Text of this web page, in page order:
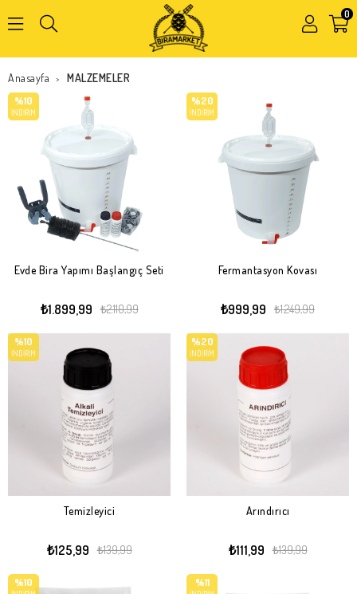
0
Anasayfa > MALZEMELER
Evde Bira Yapımı Başlangıç Seti
₺1.899,99 ₺2.110,99
%10
İNDIRIM
Fermantasyon Kovası
₺999,99 ₺1.249,99
%20
İNDIRIM
Temizleyici
₺125,99 ₺139,99
%10
İNDIRIM
Arındırıcı
₺111,99 ₺139,99
%20
İNDIRIM
%10 %11